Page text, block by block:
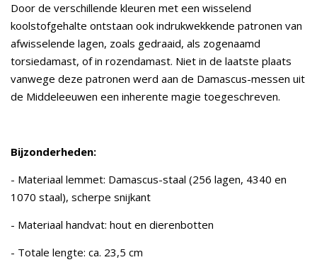
Door de verschillende kleuren met een wisselend
koolstofgehalte ontstaan ook indrukwekkende patronen van
afwisselende lagen, zoals gedraaid, als zogenaamd
torsiedamast, of in rozendamast. Niet in de laatste plaats
vanwege deze patronen werd aan de Damascus-messen uit
de Middeleeuwen een inherente magie toegeschreven.
Bijzonderheden:
- Materiaal lemmet: Damascus-staal (256 lagen, 4340 en
1070 staal), scherpe snijkant
- Materiaal handvat: hout en dierenbotten
- Totale lengte: ca. 23,5 cm